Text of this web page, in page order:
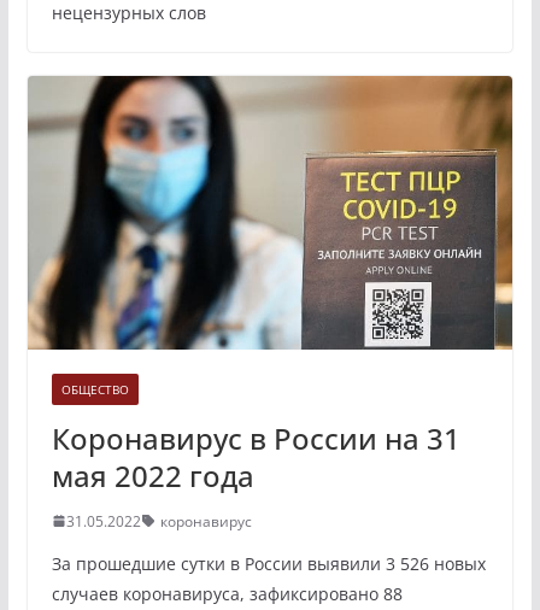
нецензурных слов
ОБЩЕСТВО
Коронавирус в России на 31
мая 2022 года
31.05.2022 коронавирус
За прошедшие сутки в России выявили 3 526 новых
случаев коронавируса, зафиксировано 88